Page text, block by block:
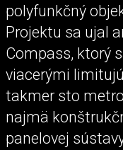
polyfunkčný
Projektu sa ujal
Compass, ktorý
viacerými
takmer sto
najmä
panelovej